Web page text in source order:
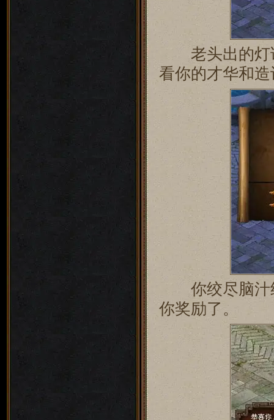
老头出的灯
看你的才华和
你绞尽脑汁
你奖励了。